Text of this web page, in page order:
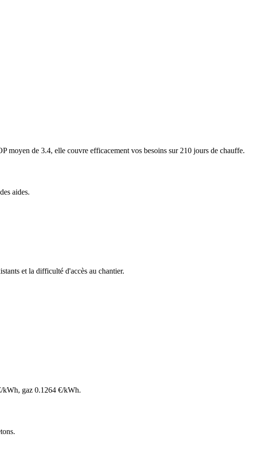
de 3.4, elle couvre efficacement vos besoins sur 210 jours de chauffe.
aides.
et la difficulté d'accès au chantier.
kWh, gaz 0.1264 €/kWh.
.